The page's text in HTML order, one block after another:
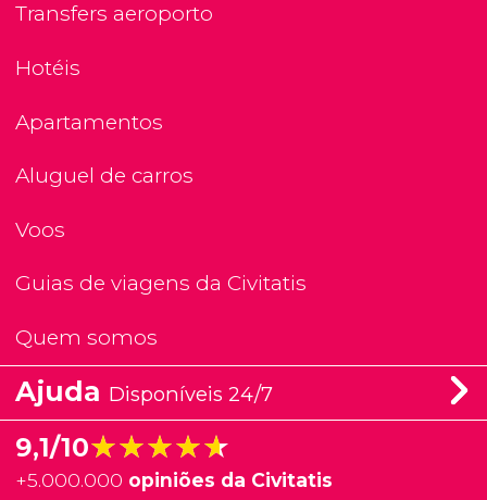
Transfers aeroporto
Hotéis
Apartamentos
Aluguel de carros
Voos
Guias de viagens da Civitatis
Quem somos
Ajuda Disponíveis 24/7
9,1/10★★★★★
★★★★★
+5.000.000 opiniões da Civitatis